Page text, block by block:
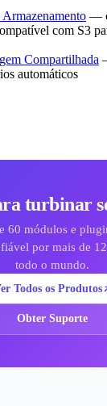
—
com S3
Compartilhada
automáticos
turbinar
60 módulos e
por mais de
todo o mundo.
Todos os Produtos
Obter Suporte